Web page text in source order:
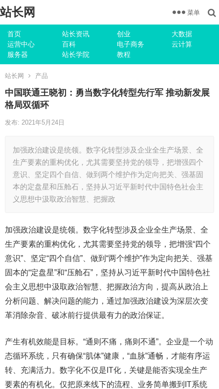
站长网
首页 站长资讯 创业
大数据
运营中心
百科 电子商务
云计算
服务器
站长学院 教程
菜单
站长网 产品
中国联通王晓初：勇当数字化转型先行军 推动新发展
格局双循环
发布: 2021年5月24日
加强政治建设是统领。数字化转型涉及企业全生产场景、全
生产要素的重构优化，尤其需要坚持党的领导，把增强四个
意识、坚定四个自信、做到两个维护作为定向把关、强基固
本的定盘星和压舱石，坚持从习近平新时代中国特色社会主
义思想中汲取政治智慧、把握政
加强政治建设是统领。数字化转型涉及企业全生产场景、全
生产要素的重构优化，尤其需要坚持党的领导，把增强“四个
意识”、坚定“四个自信”、做到“两个维护”作为定向把关、强基
固本的“定盘星”和“压舱石”，坚持从习近平新时代中国特色社
会主义思想中汲取政治智慧、把握政治方向，提高从政治上
分析问题、解决问题的能力，通过加强政治建设为深层次变
革消除杂音、破冰前行提供最有力的政治保证。
产生有机效能是目标。“通则不痛，痛则不通”。企业是一个动
态循环系统，只有确保“肌体”健康，“血脉”通畅，才能有序运
转、充满活力。数字化不仅是IT化，关键是能否实现全生产
要素的有机化。仅把原来线下的流程、业务简单搬到IT系统